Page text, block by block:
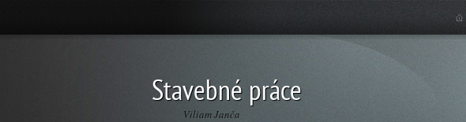
Stavebné práce
Viliam Janča